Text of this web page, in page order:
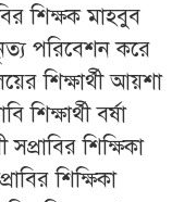
শিক্ষক মাহবুব
পরিবেশন করে
শিক্ষার্থী আয়শা
শিক্ষার্থী বর্ষা
শিক্ষিকা
শিক্ষিকা